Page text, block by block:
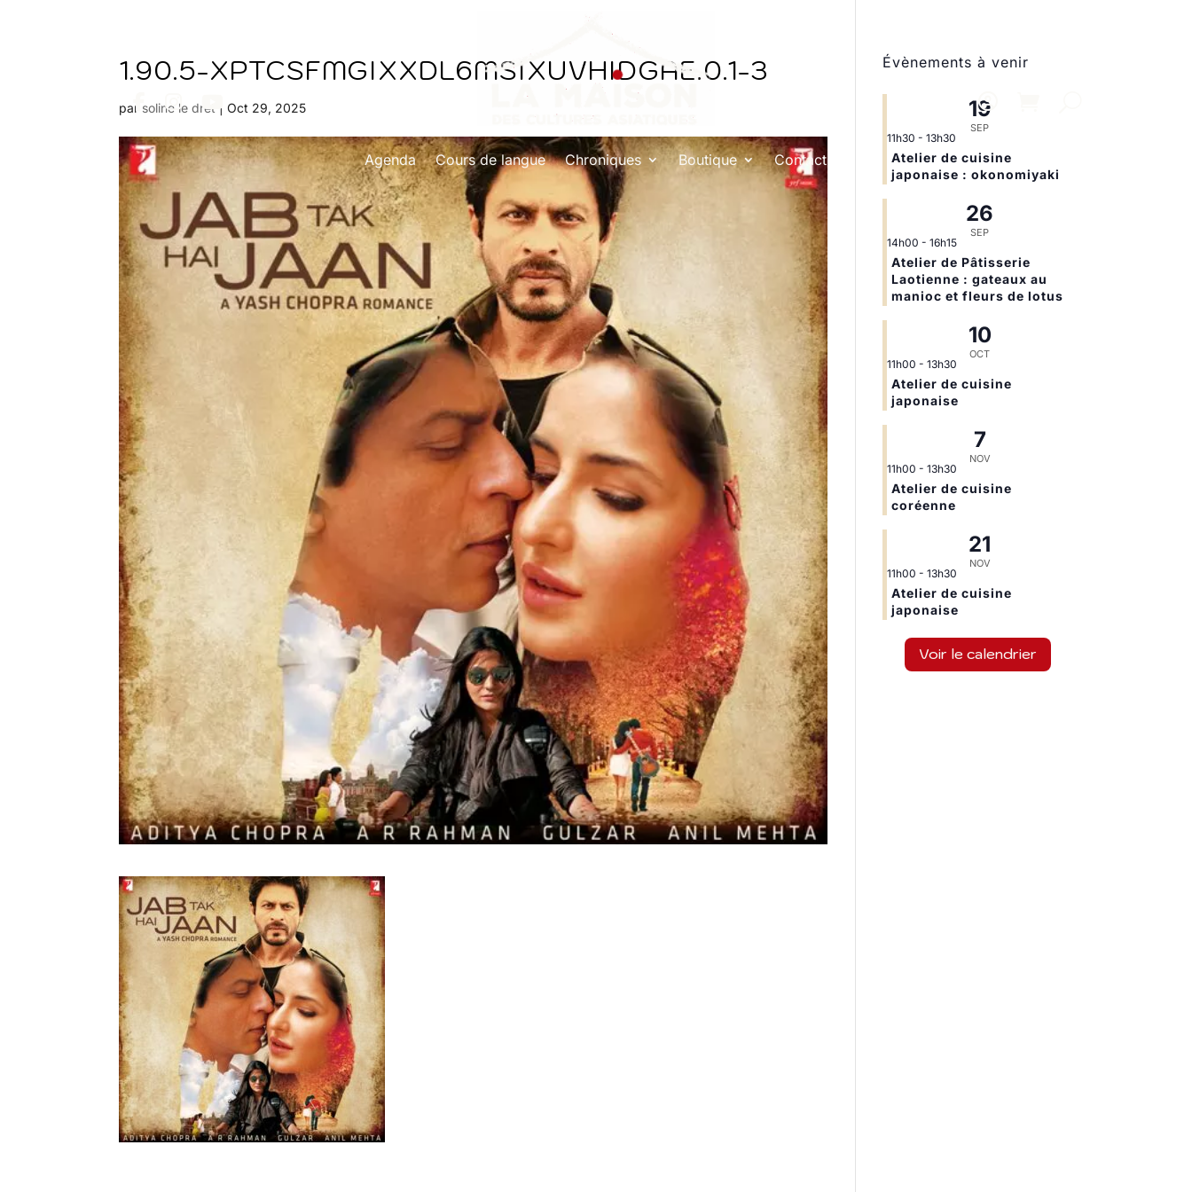
Agenda Cours de langue Chroniques Boutique Contact
1.90.5-XPTCSFMGIXXDL6MSIXUVHIDGAE.0.1-3
par soline le dret |Oct 29, 2025
Évènements à venir
19
SEP
11h30 - 13h30
Atelier de cuisine
japonaise : okonomiyaki
26
SEP
14h00 - 16h15
Atelier de Pâtisserie
Laotienne : gateaux au
manioc et fleurs de lotus
10
OCT
11h00 - 13h30
Atelier de cuisine
japonaise
7
NOV
11h00 - 13h30
Atelier de cuisine
coréenne
21
NOV
11h00 - 13h30
Atelier de cuisine
japonaise
Voir le calendrier